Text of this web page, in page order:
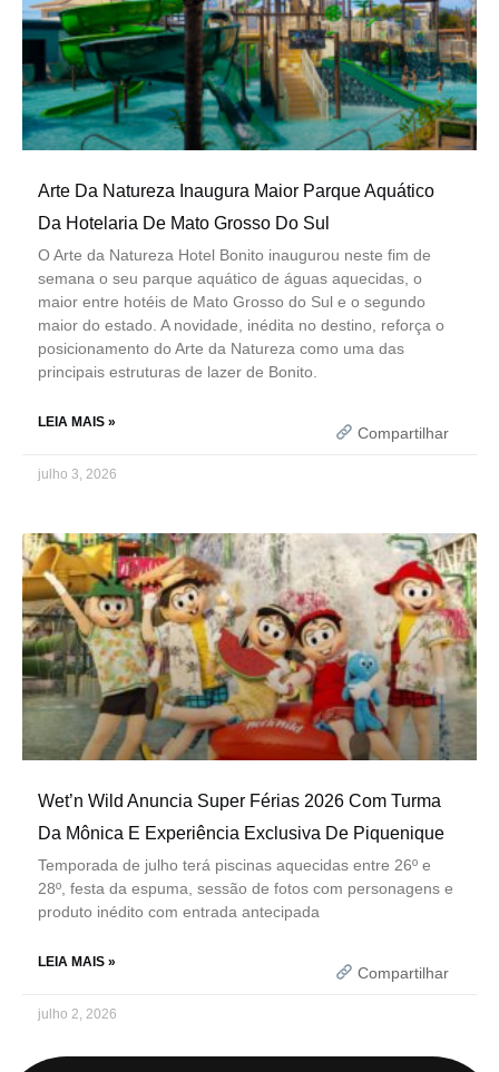
Arte Da Natureza Inaugura Maior Parque Aquático
Da Hotelaria De Mato Grosso Do Sul
O Arte da Natureza Hotel Bonito inaugurou neste fim de
semana o seu parque aquático de águas aquecidas, o
maior entre hotéis de Mato Grosso do Sul e o segundo
maior do estado. A novidade, inédita no destino, reforça o
posicionamento do Arte da Natureza como uma das
principais estruturas de lazer de Bonito.
LEIA MAIS »
Compartilhar
julho 3, 2026
Wet’n Wild Anuncia Super Férias 2026 Com Turma
Da Mônica E Experiência Exclusiva De Piquenique
Temporada de julho terá piscinas aquecidas entre 26º e
28º, festa da espuma, sessão de fotos com personagens e
produto inédito com entrada antecipada
LEIA MAIS »
Compartilhar
julho 2, 2026